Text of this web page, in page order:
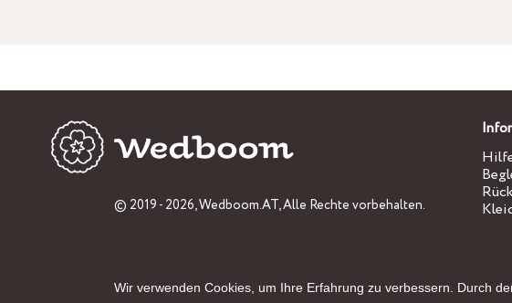
© 2019 - 2026,Wedboom.AT, Alle Rechte vorbehalten.
Wir verwenden Cookies, um Ihre Erfahrung zu verbessern. Durch